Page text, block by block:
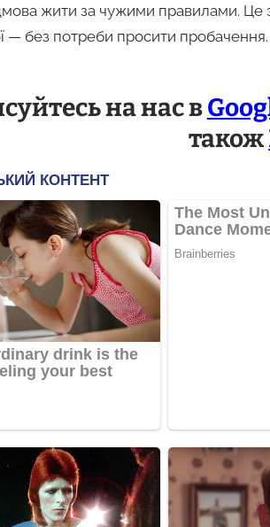
жити за чужими правилами. Це
— без потреби просити пробачення.
на нас в
також